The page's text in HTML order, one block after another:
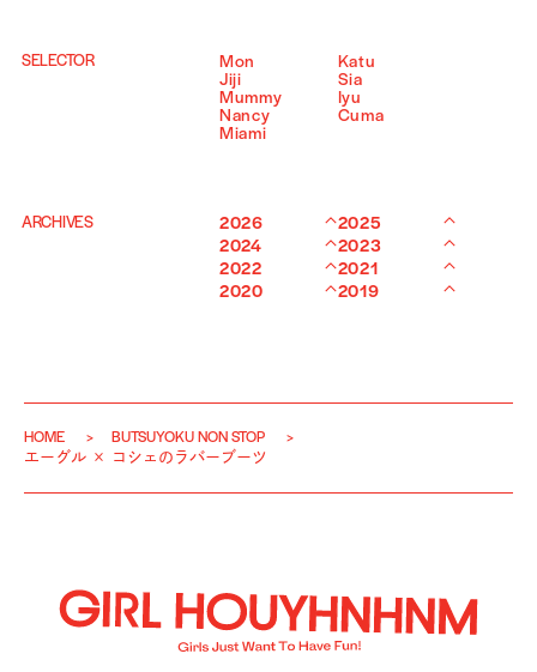
SELECTOR Mon
Katu
Jiji
Sia
Mummy
Iyu
Nancy
Cuma
Miami
ARCHIVES 2026
2025
2024
2023
2022
2021
2020
2019
HOME
BUTSUYOKU NON STOP
エーグル × コシェのラバーブーツ